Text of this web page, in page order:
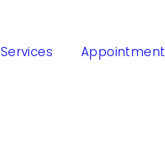
Services Appointment